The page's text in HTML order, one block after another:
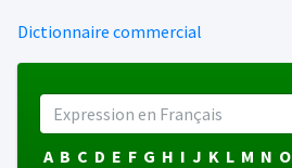
Dictionnaire commercial
A B C D E F G H I J K L M N O